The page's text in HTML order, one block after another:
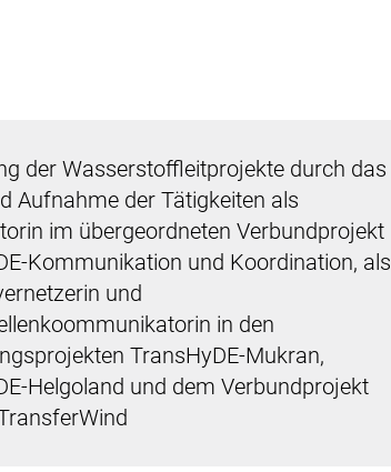
der Wasserstoffleitprojekte durch das
Aufnahme der Tätigkeiten als
im übergeordneten Verbundprojekt
Kommunikation und Koordination, als
und
in den
TransHyDE-Mukran,
Helgoland und dem Verbundprojekt